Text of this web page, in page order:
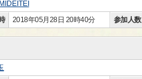
2018年05月28日 20時40分 参加人数